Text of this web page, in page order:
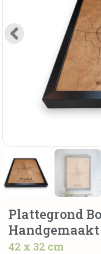
Plattegrond
Handgemaakt
42 x 32 cm